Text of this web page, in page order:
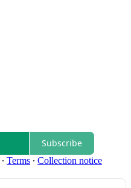
Subscribe
∙ Terms ∙ Collection notice